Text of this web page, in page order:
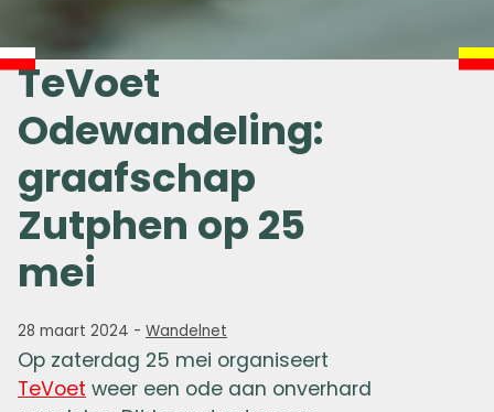
TeVoet
Odewandeling:
graafschap
Zutphen op 25
mei
28 maart 2024 - Wandelnet
Op zaterdag 25 mei organiseert
TeVoet weer een ode aan onverhard